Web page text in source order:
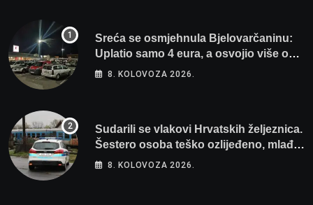
Sreća se osmjehnula Bjelovarčaninu:
Uplatio samo 4 eura, a osvojio više od
80 tisuća eura
8. KOLOVOZA 2026.
Sudarili se vlakovi Hrvatskih željeznica.
Šestero osoba teško ozlijeđeno, mlađa
žena na intenzivnoj
8. KOLOVOZA 2026.